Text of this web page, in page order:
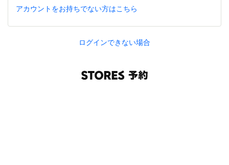
アカウントをお持ちでない方はこちら
ログインできない場合